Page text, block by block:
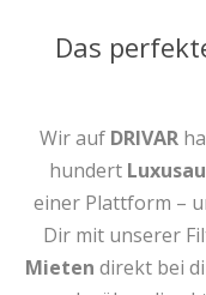
Das
Wir auf DRIVAR
hundert
einer Plattform –
Dir mit unserer
Mieten direkt bei